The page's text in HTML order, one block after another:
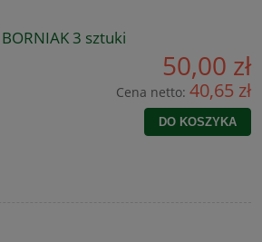
3 sztuki
50,00 zł
Cena netto: 40,65 zł
DO KOSZYKA